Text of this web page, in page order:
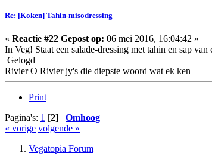
Re: [Koken] Tahin-misodressing
« Reactie #22 Gepost op: 06 mei 2016, 16:04:42 »
In Veg! Staat een salade-dressing met tahin en sap
Gelogd
Rivier O Rivier jy's die diepste woord wat ek ken
Print
Pagina's: 1 [2] Omhoog
« vorige volgende »
Vegatopia Forum